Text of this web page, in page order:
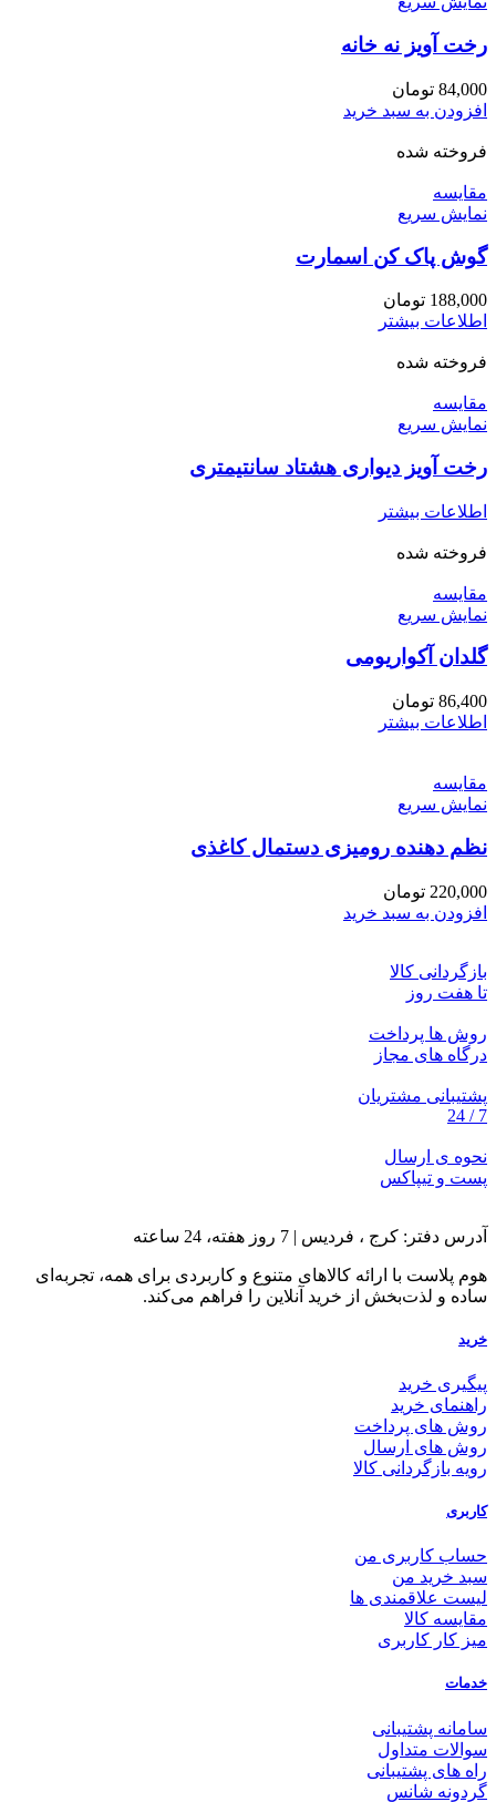
رخت آویز نه خانه
84,000 تومان
افزودن به سبد خرید
فروخته شده
مقايسه
نمایش سریع
گوش پاک کن اسمارت
188,000 تومان
اطلاعات بیشتر
فروخته شده
مقايسه
نمایش سریع
رخت آویز دیواری هشتاد سانتیمتری
اطلاعات بیشتر
فروخته شده
مقايسه
نمایش سریع
گلدان آکواریومی
86,400 تومان
اطلاعات بیشتر
مقايسه
نمایش سریع
نظم دهنده رومیزی دستمال کاغذی
220,000 تومان
افزودن به سبد خرید
بازگردانی کالا
تا هفت روز
روش ها پرداخت
درگاه های مجاز
پشتیبانی مشتریان
7 / 24
نحوه ی ارسال
پست و تیپاکس
آدرس دفتر: کرج ، فردیس | 7 روز هفته، 24 ساعته
هوم پلاست با ارائه کالاهای متنوع و کاربردی برای همه، تجربه‌ای
ساده و لذت‌بخش از خرید آنلاین را فراهم می‌کند.
خرید
پیگیری خرید
راهنمای خرید
روش های پرداخت
روش های ارسال
رویه بازگردانی کالا
کاربری
حساب کاربری من
سبد خرید من
لیست علاقمندی ها
مقایسه کالا
میز کار کاربری
خدمات
سامانه پشتیبانی
سوالات متداول
راه های پشتیبانی
گردونه شانس